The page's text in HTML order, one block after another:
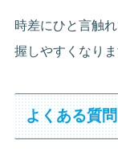
時差にひと言触
握しやすくなりま
よくある質問